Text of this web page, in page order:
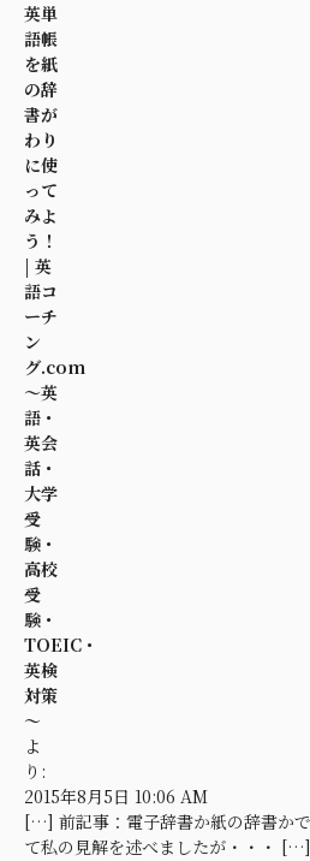
英単
語帳
を紙
の辞
書が
わり
に使
って
みよ
う！
| 英
語コ
ーチ
ン
グ.com
～英
語・
英会
話・
大学
受
験・
高校
受
験・
TOEIC・
英検
対策
～
よ
り:
2015年8月5日 10:06 AM
[…] 前記事：電子辞書か紙の辞書か
て私の見解を述べましたが・・・ […]